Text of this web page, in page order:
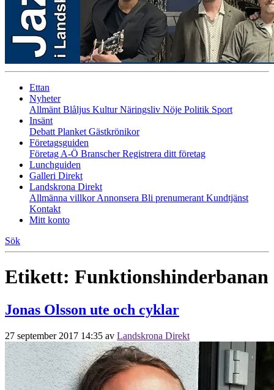
Ettan
Nyheter
Allmänt Blåljus KulturNäringsliv Nöje Politik Sport
Insänt
Debatt Planket Gästkrönikor
Företagsguiden
Företag A-Ö BranscherRegistrera ditt företag
Lunchguiden
Galleri Direkt
Landskrona Direkt
Allmänna villkorAnnonsera Bli prenumerant Kundtjänst
Kontakt
Mitt konto
Sök
Etikett: Funktionshinderbanan
Jonas Olsson ute och cyklar
27 september 2017 14:35 av Landskrona Direkt